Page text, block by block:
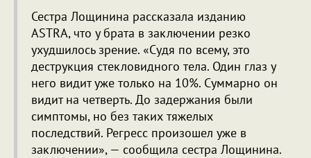
Сестра Лощинина рассказала изданию
ASTRA, что у брата в заключении резко
ухудшилось зрение. «Судя по всему, это
деструкция стекловидного тела. Один глаз у
него видит уже только на 10%. Суммарно он
видит на четверть. До задержания были
симптомы, но без таких тяжелых
последствий. Регресс произошел уже в
заключении», — сообщила сестра Лощинина.